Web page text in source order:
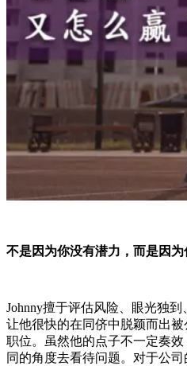
不是因为你没有潜力，而是因为
Johnny擅于评估风险、眼光独
让他很快的在同侪中脱颖而出
职位。虽然他的点子不一定奏
同的角度去看待问题。对于公